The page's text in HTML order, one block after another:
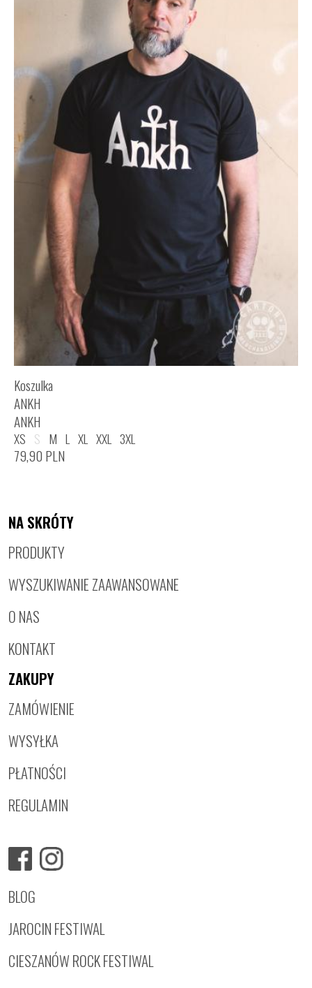
Koszulka
ANKH
ANKH
XS S M L XL XXL 3XL
79,90 PLN
NA SKRÓTY
PRODUKTY
WYSZUKIWANIE ZAAWANSOWANE
O NAS
KONTAKT
ZAKUPY
ZAMÓWIENIE
WYSYŁKA
PŁATNOŚCI
REGULAMIN
BLOG
JAROCIN FESTIWAL
CIESZANÓW ROCK FESTIWAL